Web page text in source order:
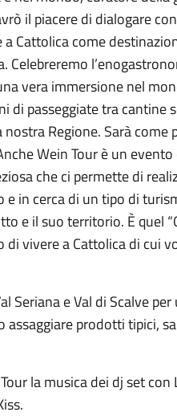
il piacere di dialogare
Cattolica come
vera immersione nel
di passeggiate tra cantine
Regione. Sarà come
Wein Tour è un evento
che ci permette di
in cerca di un tipo di
e il suo territorio. È quel
vivere a Cattolica di cui
Seriana e Val di Scalve per
prodotti tipici,
la musica dei dj set con